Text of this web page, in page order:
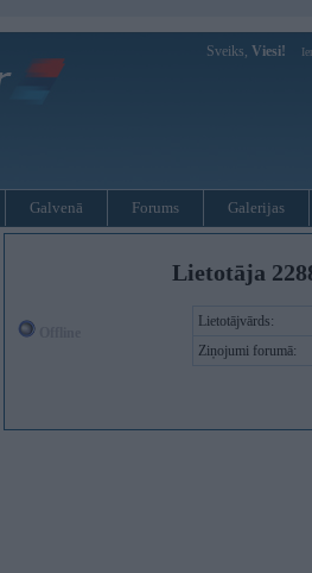
Sveiks, Viesi!
Galvenā Forums Galerijas
Lietotāja
Lietotājvārds:
Ziņojumi forumā: